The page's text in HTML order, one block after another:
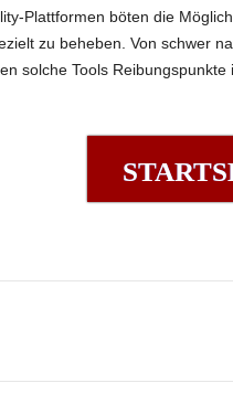
Plattformen böten die
zu beheben. Von schwer
solche Tools Reibungspunkte